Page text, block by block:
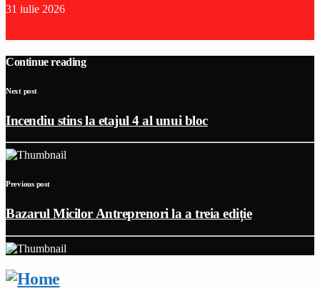
31 iulie 2026
Continue reading
Next post
Incendiu stins la etajul 4 al unui bloc
Previous post
Bazarul Micilor Antreprenori la a treia ediție